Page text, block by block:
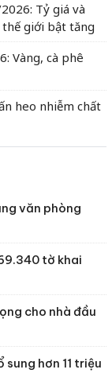
Tỷ giá và
thế giới bật tăng
Vàng, cà phê
heo nhiễm chất
văn phòng
tờ khai
cho nhà đầu
hơn 11 triệu